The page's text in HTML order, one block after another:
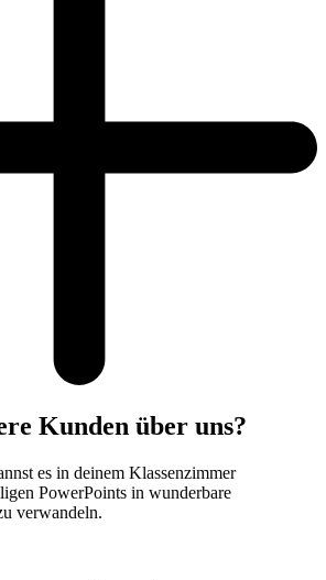
Kunden über uns?
es in deinem Klassenzimmer
PowerPoints in wunderbare
verwandeln.